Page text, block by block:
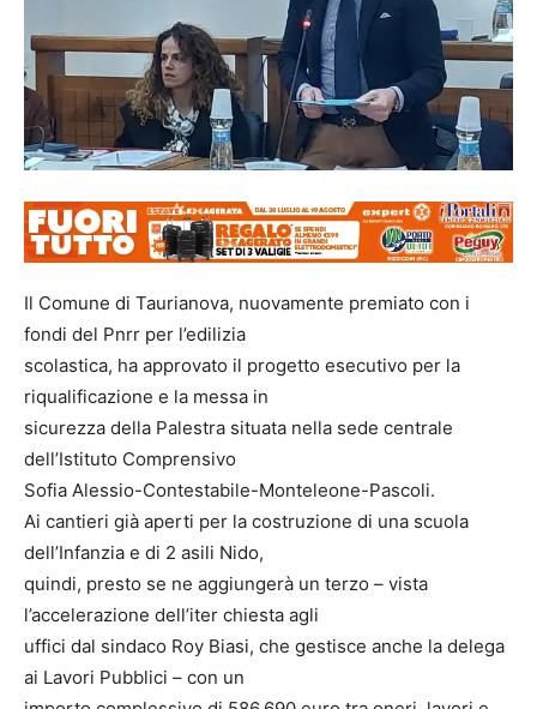
Il Comune di Taurianova, nuovamente premiato con i
fondi del Pnrr per l’edilizia
scolastica, ha approvato il progetto esecutivo per la
riqualificazione e la messa in
sicurezza della Palestra situata nella sede centrale
dell’Istituto Comprensivo
Sofia Alessio-Contestabile-Monteleone-Pascoli.
Ai cantieri già aperti per la costruzione di una scuola
dell’Infanzia e di 2 asili Nido,
quindi, presto se ne aggiungerà un terzo – vista
l’accelerazione dell’iter chiesta agli
uffici dal sindaco Roy Biasi, che gestisce anche la delega
ai Lavori Pubblici – con un